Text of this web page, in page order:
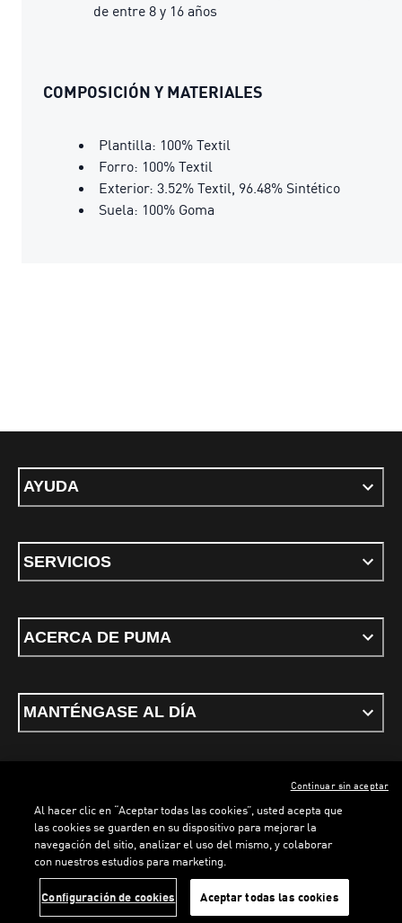
LOADING...
de entre 8 y 16 años
COMPOSICIÓN Y MATERIALES
Plantilla: 100% Textil
Forro: 100% Textil
Exterior: 3.52% Textil, 96.48% Sintético
Suela: 100% Goma
AYUDA
SERVICIOS
ACERCA DE PUMA
MANTÉNGASE AL DÍA
Términos y condicionesPolítica de Privacidad
ESPAÑOL
PUMA, 2026. Todos los derechos reservados
Al hacer clic en “Aceptar todas las cookies”, usted acepta que
las cookies se guarden en su dispositivo para mejorar la
navegación del sitio, analizar el uso del mismo, y colaborar
con nuestros estudios para marketing.
Configuración de cookies Aceptar todas las cookies
Continuar sin aceptar